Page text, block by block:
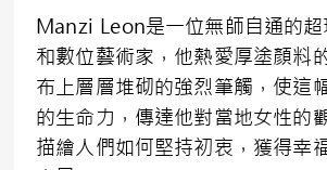
Manzi Leon是一位無師自通的
和數位藝術家，他熱愛厚塗顏料
布上層層堆砌的強烈筆觸，使這
的生命力，傳達他對當地女性的
描繪人們如何堅持初衷，獲得幸